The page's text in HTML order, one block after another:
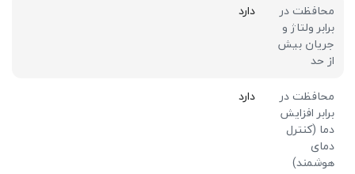
محافظت در
برابر ولتاژ و
جریان بیش
از حد
دارد
محافظت در
برابر افزایش
دما (کنترل
دمای
هوشمند)
دارد